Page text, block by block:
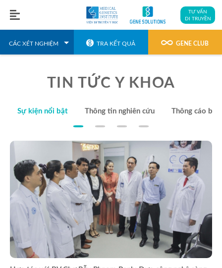
CÁC XÉT NGHIỆM TRA KẾT QUẢ GENE CLUB
TƯ VẤN
DI TRUYỀN
TIN TỨC Y KHOA
Sự kiện nổi bật Thông tin nghiên cứu Thông cáo